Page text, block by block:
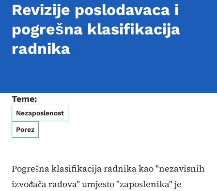
Revizije poslodavaca i
pogrešna klasifikacija
radnika
Teme:
Nezaposlenost
Porez
Pogrešna klasifikacija radnika kao "nezavisnih
izvođača radova" umjesto "zaposlenika" je